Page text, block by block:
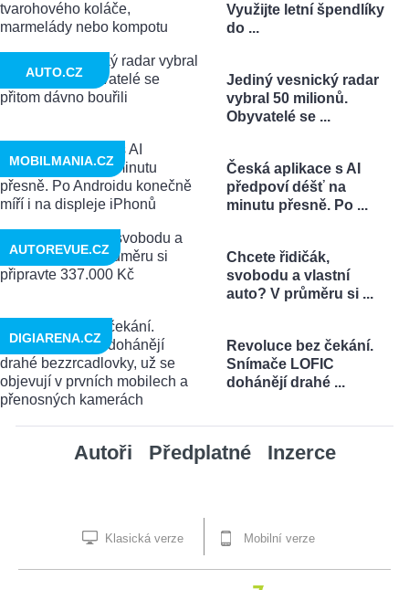
Využijte letní špendlíky
do ...
Jediný vesnický radar
vybral 50 milionů.
Obyvatelé se ...
AUTO.CZ
Česká aplikace s AI
předpoví déšť na
minutu přesně. Po ...
MOBILMANIA.CZ
Chcete řidičák,
svobodu a vlastní
auto? V průměru si ...
AUTOREVUE.CZ
Revoluce bez čekání.
Snímače LOFIC
dohánějí drahé ...
DIGIARENA.CZ
Autoři Předplatné Inzerce
Klasická verze Mobilní verze